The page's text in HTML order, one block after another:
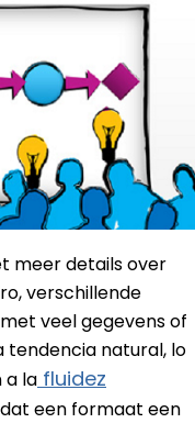
meer details over
verschillende
veel gegevens of
tendencia natural, lo
a la fluidez
een formaat een